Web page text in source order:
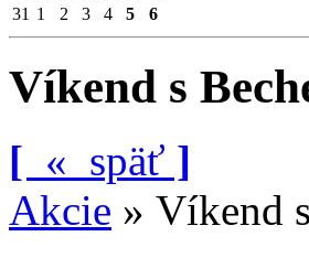
31 1 2 3 4 5 6
Víkend s
[ « späť ]
Akcie » Víkend